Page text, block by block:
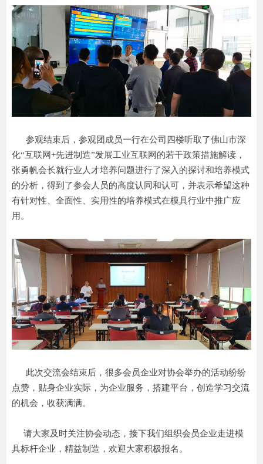
参观结束后，参观团成员一行在公司四楼听取了佛山市深
化“互联网+先进制造”发展工业互联网的若干政策措施解读，
张勇帆会长就行业人才培养问题进行了深入的探讨和培养模式
的分析，得到了参会人员的高度认同和认可，并表示希望这种
有针对性、全面性、实用性的培养模式在模具行业中推广应
用。
此次交流会结束后，很多会员企业对协会举办的活动纷纷
点赞，贴身企业实际，为企业服务，搭建平台，创造学习交流
的机会，收获满满。
请大家及时关注协会动态，接下我们组织会员企业走进模
具标杆企业，精益制造，欢迎大家积极报名。